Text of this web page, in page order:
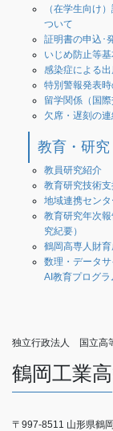
（在学生向け
ついて
証明書の申込･
いじめ防止等
感染症による出
特別警報発表
留学関係（国際
欠席・遅刻の
教育・研究
教員研究紹介
教育研究技術
地域連携センタ
教育研究年次
究紀要）
鶴岡高専人財
数理・データサ
AI教育プログラ
独立行政法人 国立高
鶴岡工業
〒997-8511 山形県鶴